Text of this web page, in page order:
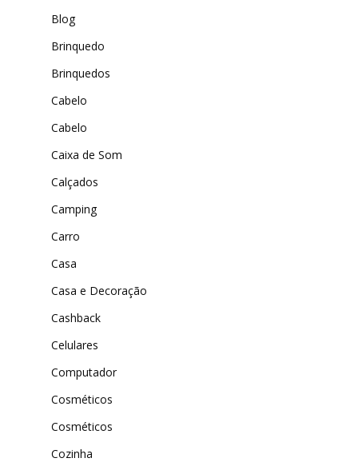
Blog
Brinquedo
Brinquedos
Cabelo
Cabelo
Caixa de Som
Calçados
Camping
Carro
Casa
Casa e Decoração
Cashback
Celulares
Computador
Cosméticos
Cosméticos
Cozinha